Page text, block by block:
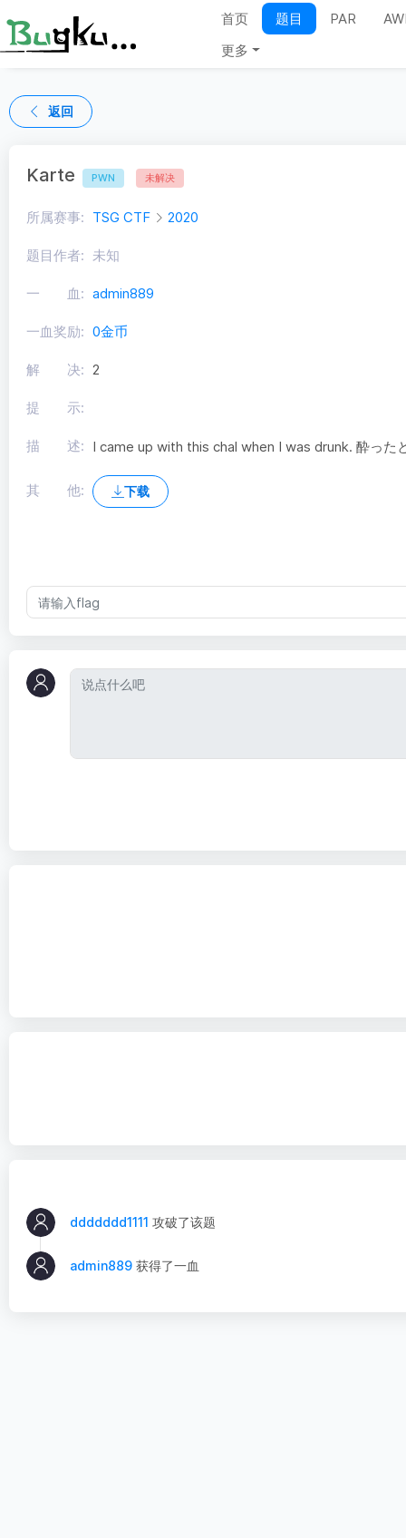
首页 题目 PAR
更多
返回
Karte PWN 未解决
所属赛事: TSG CTF 2020
题目作者: 未知
一 血: admin889
一血奖励: 0金币
解 决: 2
提 示:
描 述: I came up with this chal when I was drunk. 酔った
其 他: 下载
ddddddd1111 攻破了该题
admin889 获得了一血